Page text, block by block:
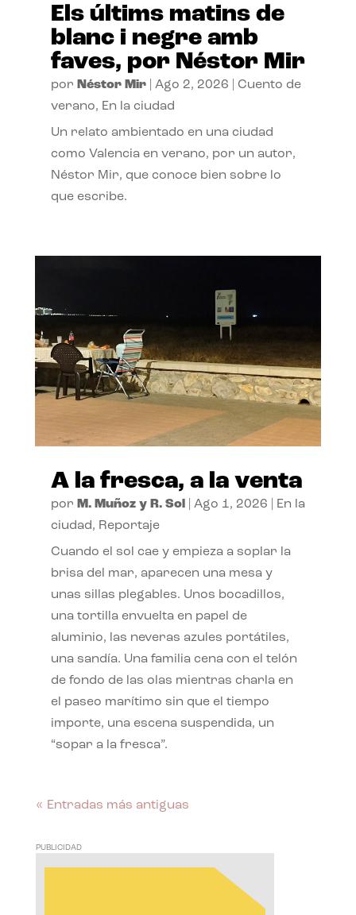
Els últims matins de
blanc i negre amb
faves, por Néstor Mir
por Néstor Mir| Ago 2, 2026
Cuento de
verano, En la ciudad
Un relato ambientado en una ciudad
como Valencia en verano, por un autor,
Néstor Mir, que conoce bien sobre lo
que escribe.
A la fresca, a la venta
por M. Muñoz y R. Sol Ago 1, 2026
En la
ciudad, Reportaje
Cuando el sol cae y empieza a soplar la
brisa del mar, aparecen una mesa y
unas sillas plegables. Unos bocadillos,
una tortilla envuelta en papel de
aluminio, las neveras azules portátiles,
una sandía. Una familia cena con el telón
de fondo de las olas mientras charla en
el paseo marítimo sin que el tiempo
importe, una escena suspendida, un
“sopar a la fresca”.
« Entradas más antiguas
PUBLICIDAD